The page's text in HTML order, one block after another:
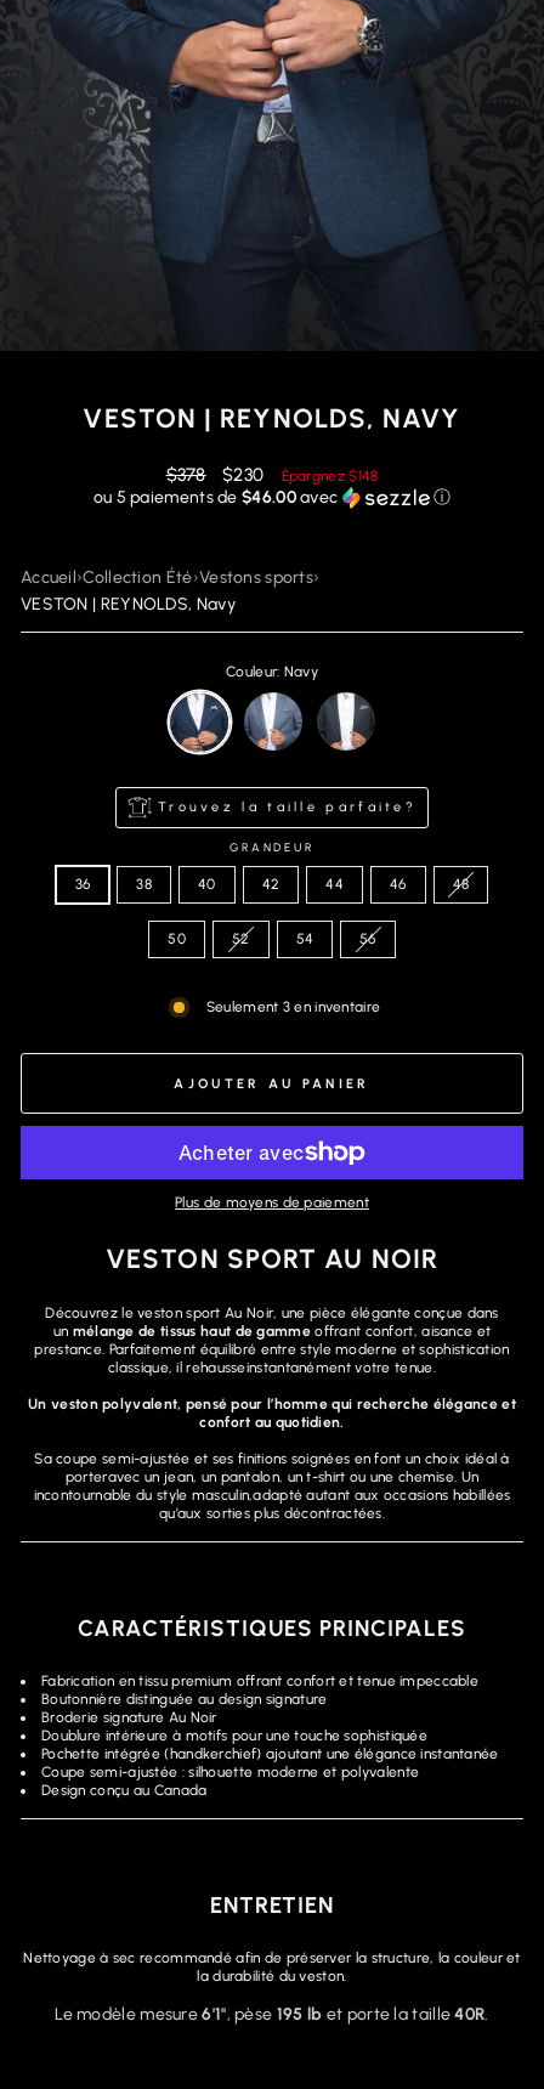
VESTON | REYNOLDS, NAVY
Prix
régulier
$378
Prix
réduit
$230 Épargnez$148
ou 5 paiements de$46.00avec ⓘ
Accueil›Collection Été›Vestons sports›
VESTON | REYNOLDS, Navy
Couleur: Navy
Trouvez la taille parfaite?
GRANDEUR
36 38 40 42 44 46 48
50 52 54 56
Seulement 3 en inventaire
AJOUTER AU PANIER
Plus de moyens de paiement
VESTON SPORT AU NOIR
Découvrez le veston sport Au Noir, une pièce élégante conçue dans
un mélange de tissus haut de gammeoffrant confort, aisance et
prestance. Parfaitement équilibré entre style moderne et sophistication
classique, il rehausseinstantanément votre tenue.
Un veston polyvalent, pensé pour l’homme qui recherche élégance et
confort au quotidien.
Sa coupe semi-ajustée et ses finitions soignées en font un choix idéal à
porteravec un jean, un pantalon, un t-shirt ou une chemise. Un
incontournable du style masculin,adapté autant aux occasions habillées
qu’aux sorties plus décontractées.
CARACTÉRISTIQUES PRINCIPALES
Fabrication en tissu premium offrant confort et tenue impeccable
Boutonnière distinguée au design signature
Broderie signature Au Noir
Doublure intérieure à motifs pour une touche sophistiquée
Pochette intégrée (handkerchief) ajoutant une élégance instantanée
Coupe semi-ajustée : silhouette moderne et polyvalente
Design conçu au Canada
ENTRETIEN
Nettoyage à sec recommandé afin de préserver la structure, la couleur et
la durabilité du veston.
Le modèle mesure6'1", pèse 195 lb et porte la taille40R.